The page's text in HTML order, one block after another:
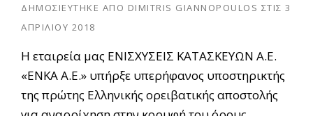
ΔΗΜΟΣΙΕΎΤΗΚΕ ΑΠΌ DIMITRIS GIANNOPOULOS ΣΤΙΣ 3
ΑΠΡΙΛΊΟΥ 2018
H εταιρεία μας ΕΝΙΣΧΥΣΕΙΣ ΚΑΤΑΣΚΕΥΩΝ Α.Ε.
«ΕΝΚΑ Α.Ε.» υπήρξε υπερήφανος υποστηρικτής
της πρώτης Ελληνικής ορειβατικής αποστολής